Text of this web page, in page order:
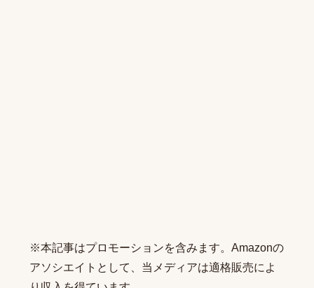
※本記事はプロモーションを含みます。Amazonの
アソシエイトとして、当メディアは適格販売によ